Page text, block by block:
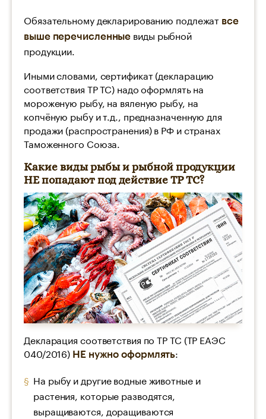
Обязательному декларированию подлежат все
выше перечисленные виды рыбной
продукции.
Иными словами, сертификат (декларацию
соответствия ТР ТС) надо оформлять на
мороженую рыбу, на вяленую рыбу, на
копчёную рыбу и т.д., предназначенную для
продажи (распространения) в РФ и странах
Таможенного Союза.
Какие виды рыбы и рыбной продукции
НЕ попадают под действие ТР ТС?
Декларация соответствия по ТР ТС (ТР ЕАЭС
040/2016) НЕ нужно оформлять:
На рыбу и другие водные животные и
растения, которые разводятся,
выращиваются, доращиваются